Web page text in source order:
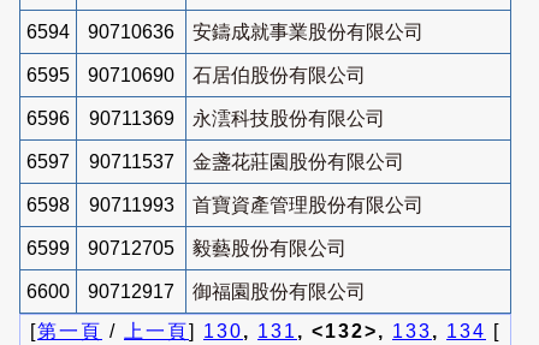
6594 90710636 安鑄成就事業股份有限公司
6595 90710690 石居伯股份有限公司
6596 90711369 永澐科技股份有限公司
6597 90711537 金盞花莊園股份有限公司
6598 90711993 首寶資產管理股份有限公司
6599 90712705 毅藝股份有限公司
6600 90712917
御福園股份有限公司
[第一頁 / 上一頁] 130, 131 , <132>, 133, 134 [